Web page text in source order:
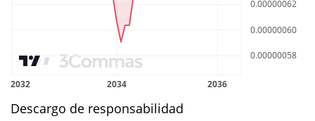
Descargo de responsabilidad